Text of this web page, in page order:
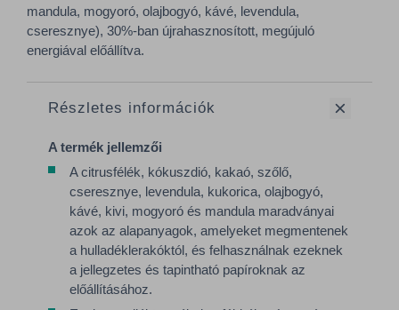
mandula, mogyoró, olajbogyó, kávé, levendula,
cseresznye), 30%-ban újrahasznosított, megújuló
energiával előállítva.
Részletes információk
A termék jellemzői
A citrusfélék, kókuszdió, kakaó, szőlő,
cseresznye, levendula, kukorica, olajbogyó,
kávé, kivi, mogyoró és mandula maradványai
azok az alapanyagok, amelyeket megmentenek
a hulladéklerakóktól, és felhasználnak ezeknek
a jellegzetes és tapintható papíroknak az
előállításához.